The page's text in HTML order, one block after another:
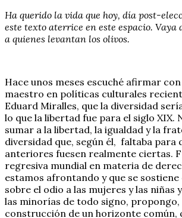
Ha querido la vida que hoy, día post-
este texto aterrice en este espacio. Vaya
a quienes levantan los olivos.
Hace unos meses escuché afirmar
maestro en políticas culturales
Eduard Miralles, que la diversidad
lo que la libertad fue para el siglo XIX.
sumar a la libertad, la igualdad y la
diversidad que, según él, faltaba para
anteriores fuesen realmente ciertas.
regresiva mundial en materia de
estamos afrontando y que se
sobre el odio a las mujeres y las niñas
las minorías de todo signo, propongo,
construcción de un horizonte común,